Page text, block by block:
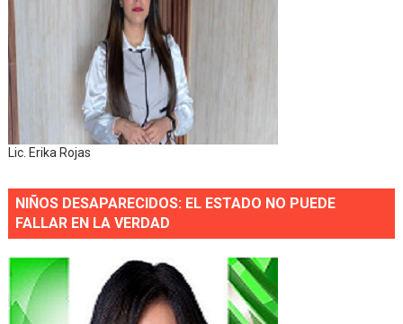
Lic. Erika Rojas
NIÑOS DESAPARECIDOS: EL ESTADO NO PUEDE
FALLAR EN LA VERDAD